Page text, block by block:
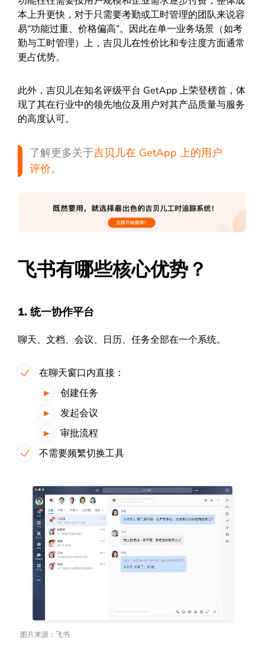
本上升更快，对于只需要考勤或工时管理的团队来说容
易“功能过重、价格偏高”。因此在单一业务场景（如考
勤与工时管理）上，吉贝儿在性价比和专注度方面通常
更占优势。
此外，吉贝儿在知名评级平台 GetApp 上荣登榜首，体
现了其在行业中的领先地位及用户对其产品质量与服务
的高度认可。
了解更多关于吉贝儿在 GetApp 上的用户
评价。
飞书有哪些核心优势？
1. 统一协作平台
聊天、文档、会议、日历、任务全部在一个系统。
在聊天窗口内直接：
创建任务
发起会议
审批流程
不需要频繁切换工具
图片来源：飞书